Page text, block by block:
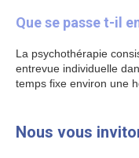
Que se passe t-il
La psychothérapie
entrevue individuelle
temps fixe environ une
Nous vous